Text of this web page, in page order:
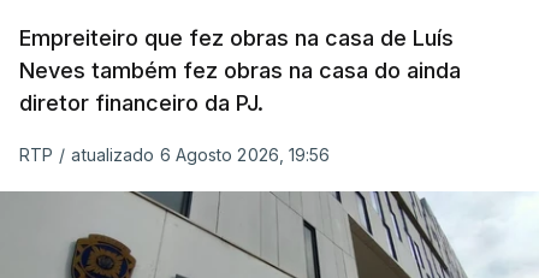
Empreiteiro que fez obras na casa de Luís
Neves também fez obras na casa do ainda
diretor financeiro da PJ.
RTP / atualizado 6 Agosto 2026, 19:56